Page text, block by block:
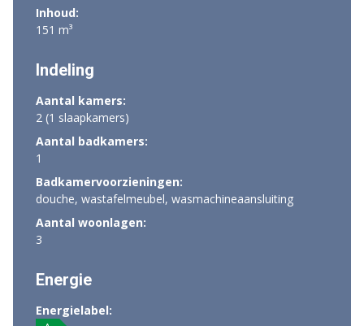
Inhoud:
151 m³
Indeling
Aantal kamers:
2 (1 slaapkamers)
Aantal badkamers:
1
Badkamervoorzieningen:
douche, wastafelmeubel, wasmachineaansluiting
Aantal woonlagen:
3
Energie
Energielabel: